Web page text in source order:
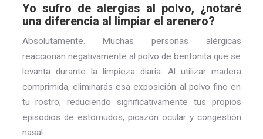
Yo sufro de alergias al polvo, ¿notaré
una diferencia al limpiar el arenero?
Absolutamente. Muchas personas alérgicas
reaccionan negativamente al polvo de bentonita que se
levanta durante la limpieza diaria. Al utilizar madera
comprimida, eliminarás esa exposición al polvo fino en
tu rostro, reduciendo significativamente tus propios
episodios de estornudos, picazón ocular y congestión
nasal.